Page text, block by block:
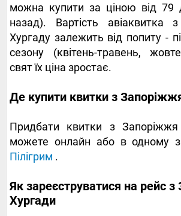
можна купити за ціною від 79
назад). Вартість авіаквитка
Хургаду залежить від попиту -
сезону (квітень-травень,
свят їх ціна зростає.
Де купити квитки з
Придбати квитки з
можете онлайн або в одному
Пілігрим .
Як зареєструватися на рейс
Хургади